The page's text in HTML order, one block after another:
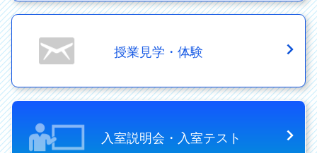
授業見学・体験
入室説明会・入室テスト